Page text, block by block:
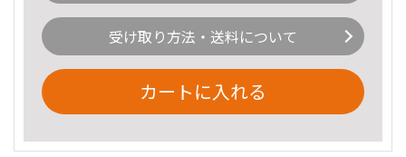
受け取り方法・送料について
カートに入れる